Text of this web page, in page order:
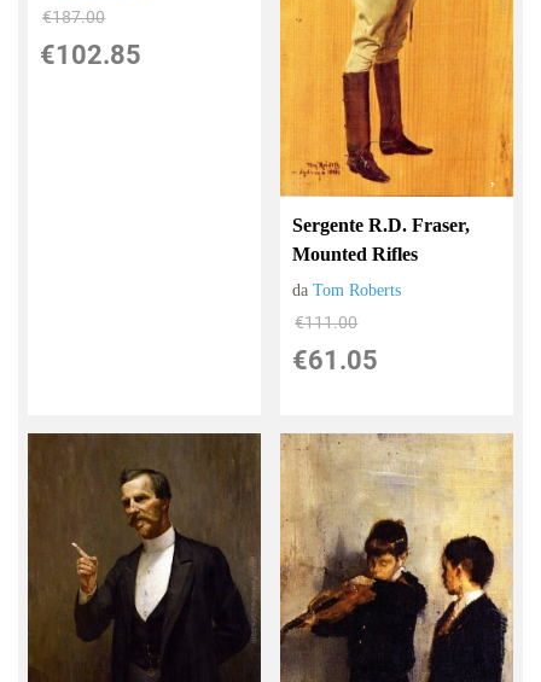
€187.00
€102.85
Sergente R.D. Fraser,
Mounted Rifles
daTom Roberts
€111.00
€61.05